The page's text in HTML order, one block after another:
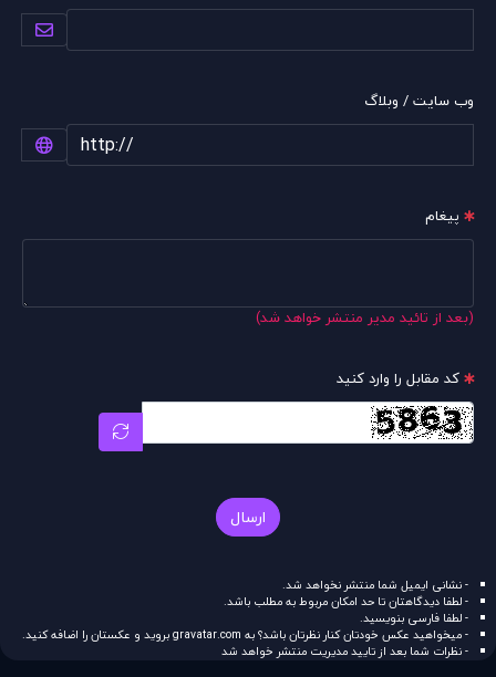
وب سایت / وبلاگ
پیغام
(بعد از تائید مدیر منتشر خواهد شد)
کد مقابل را وارد کنید
ارسال
- نشانی ایمیل شما منتشر نخواهد شد.
- لطفا دیدگاهتان تا حد امکان مربوط به مطلب باشد.
- لطفا فارسی بنویسید.
- میخواهید عکس خودتان کنار نظرتان باشد؟ به gravatar.comبروید و عکستان را اضافه کنید.
- نظرات شما بعد از تایید مدیریت منتشر خواهد شد